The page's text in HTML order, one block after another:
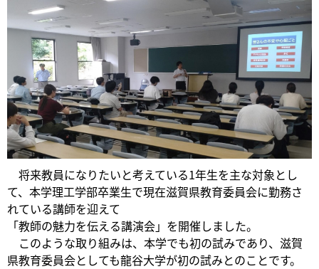
将来教員になりたいと考えている1年生を主な対象とし
て、本学理工学部卒業生で現在滋賀県教育委員会に勤務さ
れている講師を迎えて
「教師の魅力を伝える講演会」を開催しました。
このような取り組みは、本学でも初の試みであり、滋賀
県教育委員会としても龍谷大学が初の試みとのことです。